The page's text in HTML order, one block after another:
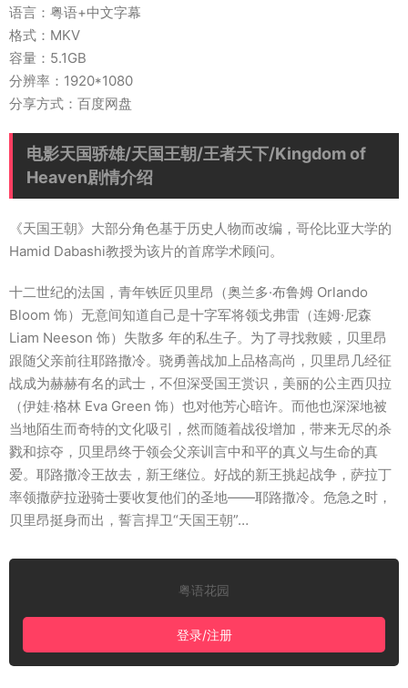
语言：粤语+中文字幕
格式：MKV
容量：5.1GB
分辨率：1920*1080
分享方式：百度网盘
电影天国骄雄/天国王朝/王者天下/Kingdom of
Heaven剧情介绍
《天国王朝》大部分角色基于历史人物而改编，哥伦比亚大学的
Hamid Dabashi教授为该片的首席学术顾问。
十二世纪的法国，青年铁匠贝里昂（奥兰多·布鲁姆 Orlando
Bloom 饰）无意间知道自己是十字军将领戈弗雷（连姆·尼森
Liam Neeson 饰）失散多 年的私生子。为了寻找救赎，贝里昂
跟随父亲前往耶路撒冷。骁勇善战加上品格高尚，贝里昂几经征
战成为赫赫有名的武士，不但深受国王赏识，美丽的公主西贝拉
（伊娃·格林 Eva Green 饰）也对他芳心暗许。而他也深深地被
当地陌生而奇特的文化吸引，然而随着战役增加，带来无尽的杀
戮和掠夺，贝里昂终于领会父亲训言中和平的真义与生命的真
爱。耶路撒冷王故去，新王继位。好战的新王挑起战争，萨拉丁
率领撒萨拉逊骑士要收复他们的圣地——耶路撒冷。危急之时，
贝里昂挺身而出，誓言捍卫“天国王朝”…
粤语花园
登录/注册